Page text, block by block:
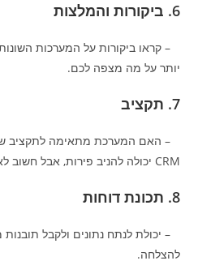
6. ביקורות והמלצות
– קראו ביקורות על המערכות
יותר על מה מצפה לכם.
7. תקציב
– האם המערכת מתאימה לתקציב
CRM יכולה להניב פירות, אבל חשוב לא לחרוג מדי מהמסגרת.
8. תכונת דוחות
– יכולת לנתח נתונים ולקבל
להצלחה.